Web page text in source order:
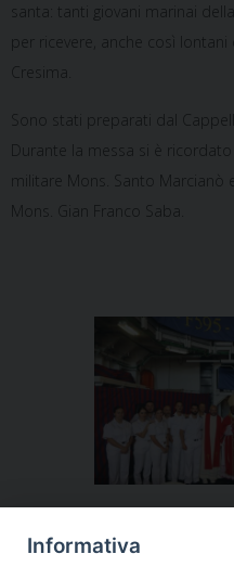
santa: tanti giovani marinai
per ricevere, anche così
Cresima.
Sono stati preparati dal
Durante la messa si è ricordato
militare Mons. Santo Marcianò
Mons. Gian Franco Saba.
Informativa